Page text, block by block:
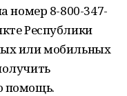
номер 8-800-347-
Республики
или мобильных
помощь.